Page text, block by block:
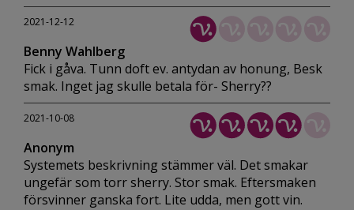
2021-12-12
Benny Wahlberg
Fick i gåva. Tunn doft ev. antydan av honung, Besk
smak. Inget jag skulle betala för- Sherry??
2021-10-08
Anonym
Systemets beskrivning stämmer väl. Det smakar
ungefär som torr sherry. Stor smak. Eftersmaken
försvinner ganska fort. Lite udda, men gott vin.